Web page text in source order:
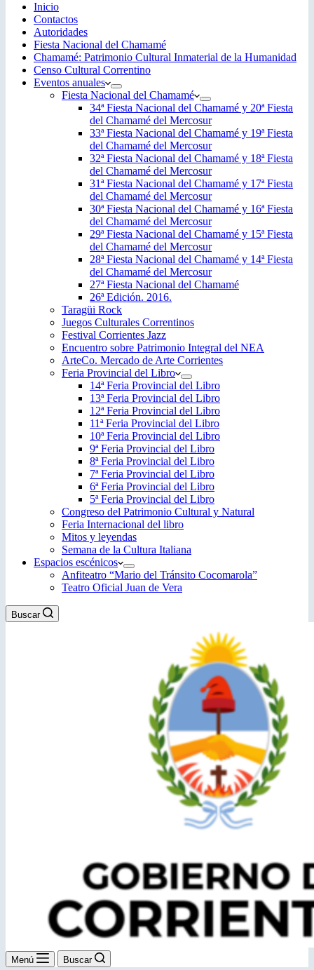
Inicio
Contactos
Autoridades
Fiesta Nacional del Chamamé
Chamamé: Patrimonio Cultural Inmaterial de la Humanidad
Censo Cultural Correntino
Eventos anuales
Fiesta Nacional del Chamamé
34ª Fiesta Nacional del Chamamé y 20ª Fiesta
del Chamamé del Mercosur
33ª Fiesta Nacional del Chamamé y 19ª Fiesta
del Chamamé del Mercosur
32ª Fiesta Nacional del Chamamé y 18ª Fiesta
del Chamamé del Mercosur
31ª Fiesta Nacional del Chamamé y 17ª Fiesta
del Chamamé del Mercosur
30ª Fiesta Nacional del Chamamé y 16ª Fiesta
del Chamamé del Mercosur
29ª Fiesta Nacional del Chamamé y 15ª Fiesta
del Chamamé del Mercosur
28ª Fiesta Nacional del Chamamé y 14ª Fiesta
del Chamamé del Mercosur
27ª Fiesta Nacional del Chamamé
26ª Edición. 2016.
Taragüi Rock
Juegos Culturales Correntinos
Festival Corrientes Jazz
Encuentro sobre Patrimonio Integral del NEA
ArteCo. Mercado de Arte Corrientes
Feria Provincial del Libro
14ª Feria Provincial del Libro
13ª Feria Provincial del Libro
12ª Feria Provincial del Libro
11ª Feria Provincial del Libro
10ª Feria Provincial del Libro
9ª Feria Provincial del Libro
8ª Feria Provincial del Libro
7ª Feria Provincial del Libro
6ª Feria Provincial del Libro
5ª Feria Provincial del Libro
Congreso del Patrimonio Cultural y Natural
Feria Internacional del libro
Mitos y leyendas
Semana de la Cultura Italiana
Espacios escénicos
Anfiteatro “Mario del Tránsito Cocomarola”
Teatro Oficial Juan de Vera
Buscar
Menú Buscar